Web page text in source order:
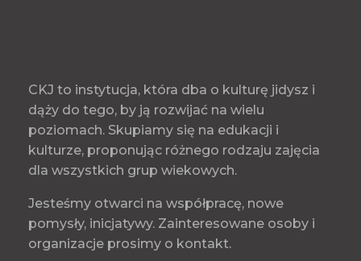
CKJ to instytucja, która dba o kulturę jidysz i
dąży do tego, by ją rozwijać na wielu
poziomach. Skupiamy się na edukacji i
kulturze, proponując różnego rodzaju zajęcia
dla wszystkich grup wiekowych.
Jesteśmy otwarci na współpracę, nowe
pomysły, inicjatywy. Zainteresowane osoby i
organizacje prosimy o kontakt.